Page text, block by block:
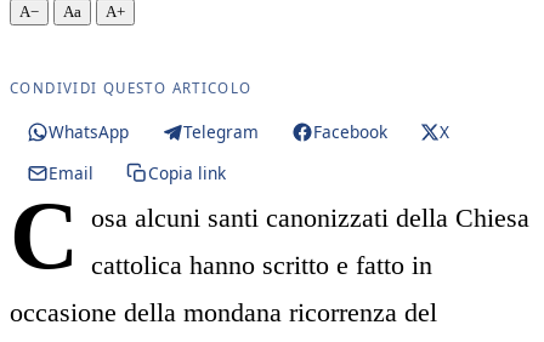
A− Aa A+
CONDIVIDI QUESTO ARTICOLO
WhatsApp Telegram Facebook
X
Email
Copia link
C
osa alcuni santi canonizzati della Chiesa
cattolica hanno scritto e fatto in
occasione della mondana ricorrenza del